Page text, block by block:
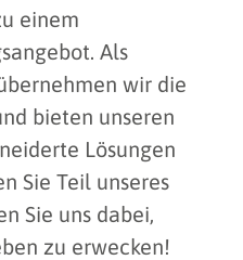
einem
Als
wir die
bieten unseren
Lösungen
Sie Teil unseres
Sie uns dabei,
zu erwecken!